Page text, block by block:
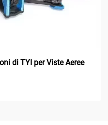
di TYI per Viste Aeree